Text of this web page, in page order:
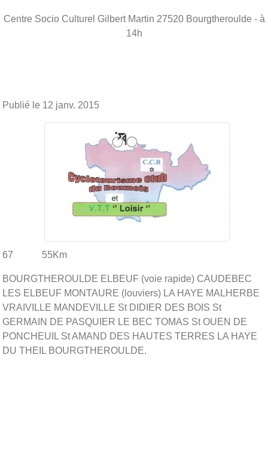
Centre Socio Culturel Gilbert Martin 27520 Bourgtheroulde - à
14h
Publié le 12 janv. 2015
67 55Km
BOURGTHEROULDE ELBEUF (voie rapide) CAUDEBEC
LES ELBEUF MONTAURE (louviers) LA HAYE MALHERBE
VRAIVILLE MANDEVILLE St DIDIER DES BOIS St
GERMAIN DE PASQUIER LE BEC TOMAS St OUEN DE
PONCHEUIL St AMAND DES HAUTES TERRES LA HAYE
DU THEIL BOURGTHEROULDE.